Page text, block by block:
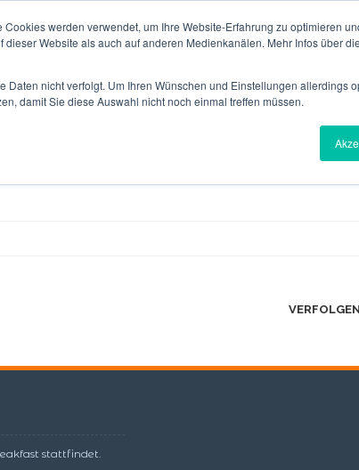
werden verwendet, um Ihre Website-Erfahrung zu optimieren
Website als auch auf anderen Medienkanälen. Mehr Infos über
Daten nicht verfolgt. Um Ihren Wünschen und Einstellungen allerdings
damit Sie diese Auswahl nicht noch einmal treffen müssen.
IT-SECUSHOP NEUES VON SECUTRON KARRIERE
stattfindet.